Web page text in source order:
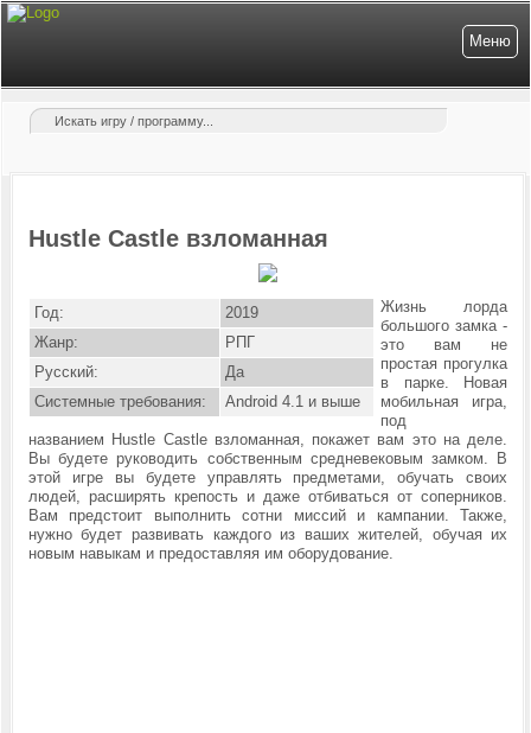
Меню
Hustle Castle взломанная
Год:
2019
Жанр:
РПГ
Русский:
Да
Системные требования:
Android 4.1 и выше
Жизнь лорда
большого замка -
это вам не
простая прогулка
в парке. Новая
мобильная игра,
под
названием Hustle Castle взломанная, покажет вам это на деле.
Вы будете руководить собственным средневековым замком. В
этой игре вы будете управлять предметами, обучать своих
людей, расширять крепость и даже отбиваться от соперников.
Вам предстоит выполнить сотни миссий и кампании. Также,
нужно будет развивать каждого из ваших жителей, обучая их
новым навыкам и предоставляя им оборудование.